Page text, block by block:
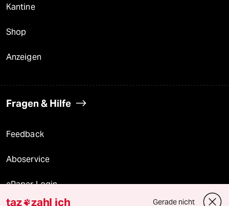
Kantine
Shop
Anzeigen
Fragen & Hilfe
Feedback
Aboservice
ePaper Login
taz zahl ich Gerade nicht